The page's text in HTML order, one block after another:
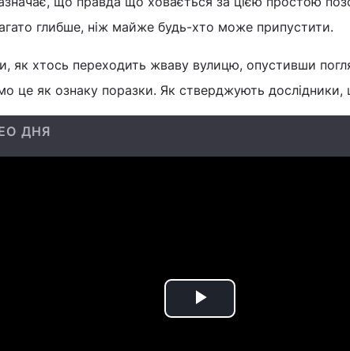
глибше, ніж майже будь-хто може припустити.
як хтось переходить жваву вулицю, опустивши
це як ознаку поразки. Як стверджують
ДНЯ
Play